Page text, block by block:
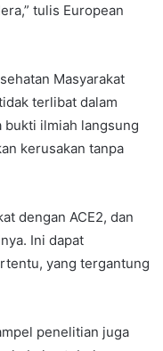
tulis European
Masyarakat
terlibat dalam
bukti ilmiah langsung
kerusakan tanpa
dengan ACE2, dan
Ini dapat
yang tergantung
penelitian juga